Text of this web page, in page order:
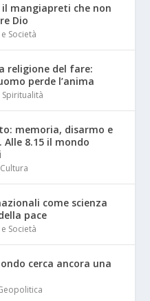
il mangiapreti che non
Dio
Società
religione del fare:
perde l’anima
Spiritualità
memoria, disarmo e
Alle 8.15 il mondo
come scienza
pace
Società
cerca ancora una